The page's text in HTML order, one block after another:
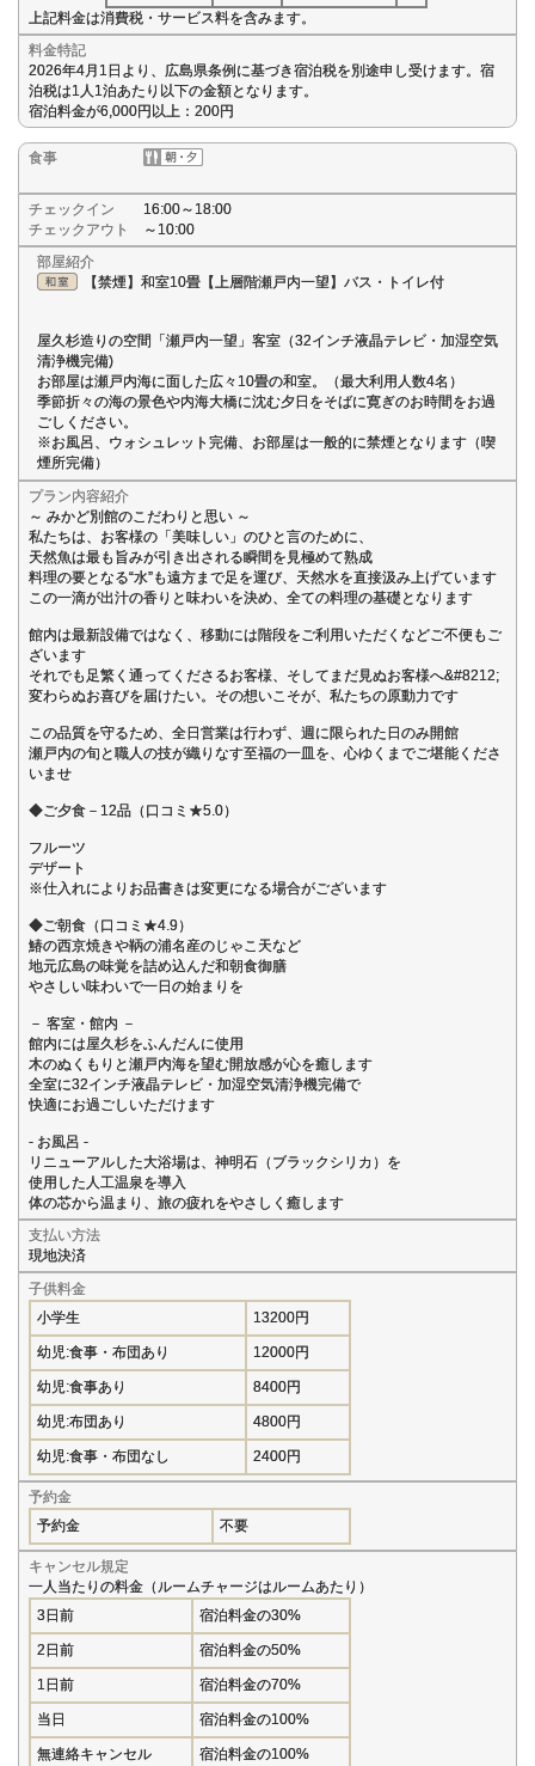
上記料金は消費税・サービス料を含みます。
料金特記
2026年4月1日より、広島県条例に基づき宿泊税を別途申し受けます。宿
泊税は1人1泊あたり以下の金額となります。
宿泊料金が6,000円以上：200円
食事
チェックイン
16:00～18:00
チェックアウト
～10:00
部屋紹介
【禁煙】和室10畳【上層階瀬戸内一望】バス・トイレ付
屋久杉造りの空間「瀬戸内一望」客室（32インチ液晶テレビ・加湿空気
清浄機完備)
お部屋は瀬戸内海に面した広々10畳の和室。（最大利用人数4名）
季節折々の海の景色や内海大橋に沈む夕日をそばに寛ぎのお時間をお過
ごしください。
※お風呂、ウォシュレット完備、お部屋は一般的に禁煙となります（喫
煙所完備）
プラン内容紹介
～ みかど別館のこだわりと思い ～
私たちは、お客様の「美味しい」のひと言のために、
天然魚は最も旨みが引き出される瞬間を見極めて熟成
料理の要となる“水”も遠方まで足を運び、天然水を直接汲み上げています
この一滴が出汁の香りと味わいを決め、全ての料理の基礎となります
館内は最新設備ではなく、移動には階段をご利用いただくなどご不便もご
ざいます
それでも足繁く通ってくださるお客様、そしてまだ見ぬお客様へ&#8212;
変わらぬお喜びを届けたい。その想いこそが、私たちの原動力です
この品質を守るため、全日営業は行わず、週に限られた日のみ開館
瀬戸内の旬と職人の技が織りなす至福の一皿を、心ゆくまでご堪能くださ
いませ
◆ご夕食－12品（口コミ★5.0）
フルーツ
デザート
※仕入れによりお品書きは変更になる場合がございます
◆ご朝食（口コミ★4.9）
鰆の西京焼きや鞆の浦名産のじゃこ天など
地元広島の味覚を詰め込んだ和朝食御膳
やさしい味わいで一日の始まりを
－ 客室・館内 －
館内には屋久杉をふんだんに使用
木のぬくもりと瀬戸内海を望む開放感が心を癒します
全室に32インチ液晶テレビ・加湿空気清浄機完備で
快適にお過ごしいただけます
- お風呂 -
リニューアルした大浴場は、神明石（ブラックシリカ）を
使用した人工温泉を導入
体の芯から温まり、旅の疲れをやさしく癒します
支払い方法
現地決済
子供料金
小学生
13200円
幼児:食事・布団あり 12000円
幼児:食事あり 8400円
幼児:布団あり 4800円
幼児:食事・布団なし 2400円
予約金
予約金
不要
キャンセル規定
一人当たりの料金（ルームチャージはルームあたり）
3日前
宿泊料金の30%
2日前 宿泊料金の50%
1日前 宿泊料金の70%
当日 宿泊料金の100%
無連絡キャンセル 宿泊料金の100%